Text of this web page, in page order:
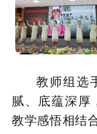
教师组选
腻、底蕴深厚
教学感悟相结